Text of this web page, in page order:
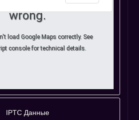
Something went
wrong.
load Google Maps correctly. See
console for technical details.
IPTC Данные